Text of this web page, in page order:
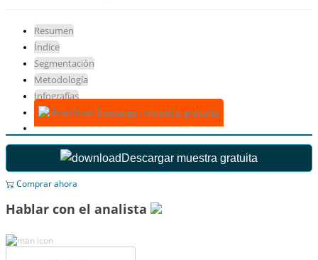
Resumen
Índice
Segmentación
Metodología
Infografías
Descargar muestra gratuita
Descargar muestra gratuita
Comprar ahora
Hablar con el analista